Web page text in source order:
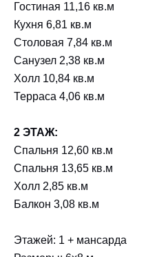
Гостиная 11,16 кв.м
Кухня 6,81 кв.м
Столовая 7,84 кв.м
Санузел 2,38 кв.м
Холл 10,84 кв.м
Терраса 4,06 кв.м
2 ЭТАЖ:
Спальня 12,60 кв.м
Спальня 13,65 кв.м
Холл 2,85 кв.м
Балкон 3,08 кв.м
Этажей: 1 + мансарда